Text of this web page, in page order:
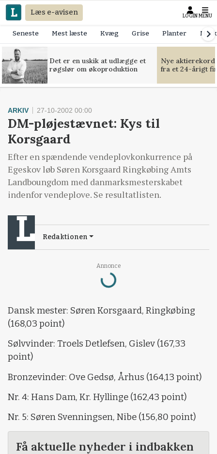
Læs e-avisen LOGIN MENU
Seneste Mest læste Kvæg Grise Planter
Det er en uskik at udlægge et
røgslør om økoproduktion
Nye
fra et 24-årigt
Annonce
Loading...
ARKIV 27-10-2002 00:00
DM-pløjestævnet: Kys til
Korsgaard
Efter en spændende vendeplovkonkurrence på
Egeskov løb Søren Korsgaard Ringkøbing Amts
Landboungdom med danmarksmesterskabet
indenfor vendeplove. Se resultatlisten.
Redaktionen
Dansk mester: Søren Korsgaard, Ringkøbing
(168,03 point)
Sølvvinder: Troels Detlefsen, Gislev (167,33
point)
Bronzevinder: Ove Gedsø, Århus (164,13 point)
Nr. 4: Hans Dam, Kr. Hyllinge (162,43 point)
Nr. 5: Søren Svenningsen, Nibe (156,80 point)
Få aktuelle nyheder i indbakken